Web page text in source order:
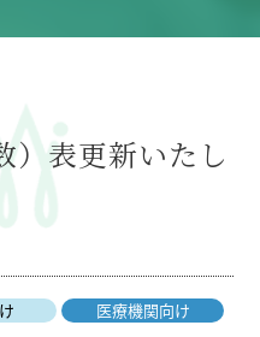
）表更新いたし
医療機関向け